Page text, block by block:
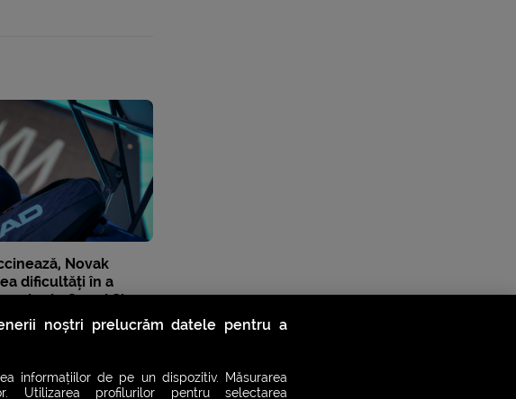
Novak
dificultăți în a
de Grand Slam
noștri prelucrăm datele pentru a
informațiilor de pe un dispozitiv. Măsurarea
Utilizarea profilurilor pentru selectarea